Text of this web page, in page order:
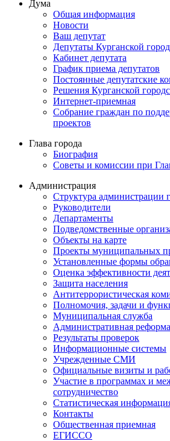
Дума
Общая информация
Новости
Ваш депутат
Депутаты Курганской
Кабинет депутата
График приема депутатов
Постоянные депутатские
Решения Курганской
Интернет-приемная
Собрание граждан по
проектов
Глава города
Биография
Советы и комиссии при
Администрация
Структура администрации
Руководители
Департаменты
Подведомственные
Объекты на карте
Проекты муниципальных
Установленные формы
Оценка эффективности
Защита населения
Антитеррористическая
Полномочия, задачи и
Муниципальная служба
Административная реформа
Результаты проверок
Информационные системы
Учрежденные СМИ
Официальные визиты и
Участие в программах и
сотрудничество
Статистическая
Контакты
Общественная приемная
ЕГИССО